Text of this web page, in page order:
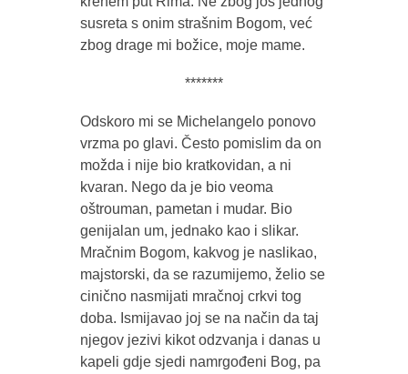
susreta s onim strašnim Bogom, već
zbog drage mi božice, moje mame.
*******
Odskoro mi se Michelangelo ponovo
vrzma po glavi. Često pomislim da on
možda i nije bio kratkovidan, a ni
kvaran. Nego da je bio veoma
oštrouman, pametan i mudar. Bio
genijalan um, jednako kao i slikar.
Mračnim Bogom, kakvog je naslikao,
majstorski, da se razumijemo, želio se
cinično nasmijati mračnoj crkvi tog
doba. Ismijavao joj se na način da taj
njegov jezivi kikot odzvanja i danas u
kapeli gdje sjedi namrgođeni Bog, pa